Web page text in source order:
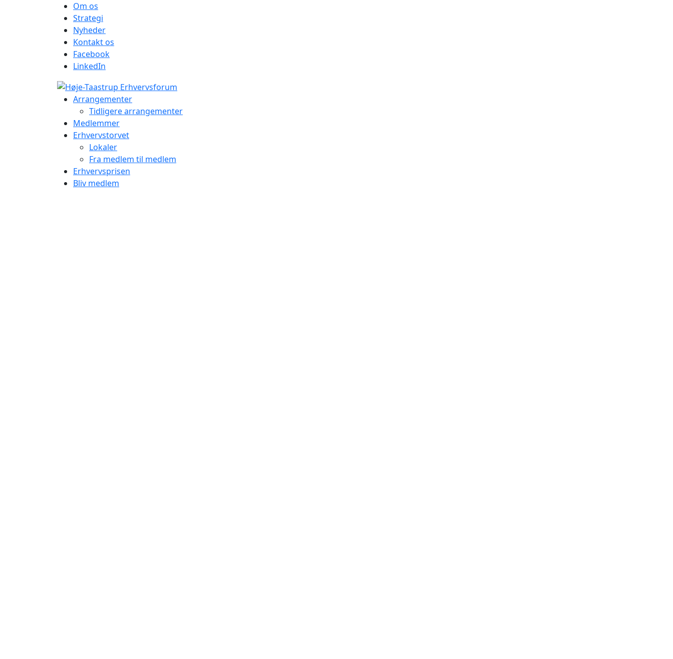
Om os
Strategi
Nyheder
Kontakt os
Facebook
LinkedIn
Arrangementer
Tidligere arrangementer
Medlemmer
Erhvervstorvet
Lokaler
Fra medlem til medlem
Erhvervsprisen
Bliv medlem